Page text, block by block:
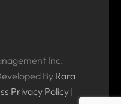
Inc.
By Rara
Privacy Policy |